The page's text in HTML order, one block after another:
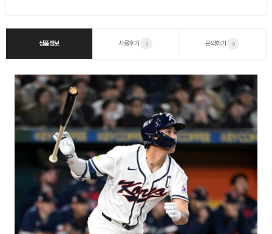
상품정보 사용후기 0 문의하기 0